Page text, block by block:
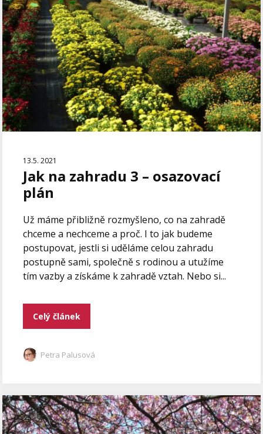
13.5. 2021
Jak na zahradu 3 – osazovací
plán
Už máme přibližně rozmyšleno, co na zahradě
chceme a nechceme a proč. I to jak budeme
postupovat, jestli si uděláme celou zahradu
postupně sami, společně s rodinou a utužíme
tím vazby a získáme k zahradě vztah. Nebo si...
Celý článek
Petra Palusová